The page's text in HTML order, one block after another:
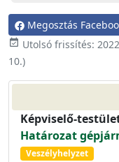
Megosztás
event_available Utolsó frissítés:
10.)
Képviselő-
Határozat
Veszélyhelyzet